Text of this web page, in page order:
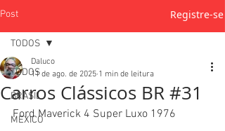
Post Registre-se
TODOS
BRASIL
MEXICO
TODOS
Carros Clássicos BR #31
Daluco
11 de ago. de 2025 1 min de leitura
Ford Maverick 4 Super Luxo 1976